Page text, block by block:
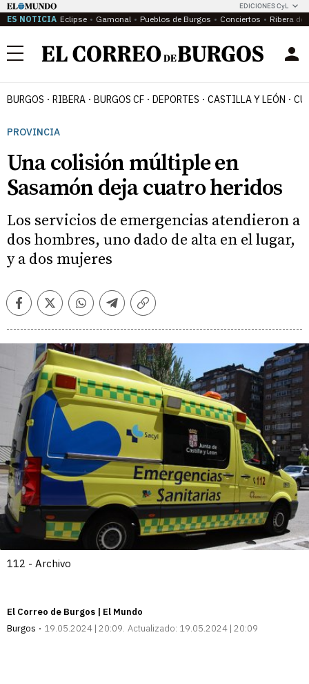
EDICIONES CyL
ES NOTICIA Eclipse Gamonal Pueblos de Burgos Conciertos Ribera del
Menú
BURGOS RIBERA BURGOS CF DEPORTES CASTILLA Y LEÓN
PROVINCIA
Una colisión múltiple en
Sasamón deja cuatro heridos
Los servicios de emergencias atendieron a
dos hombres, uno dado de alta en el lugar,
y a dos mujeres
FacebookTwitterWhatsappTelegramCopiar
112 - Archivo
El Correo de Burgos | El Mundo
Burgos
19.05.2024 | 20:09 Actualizado: 19.05.2024 | 20:09